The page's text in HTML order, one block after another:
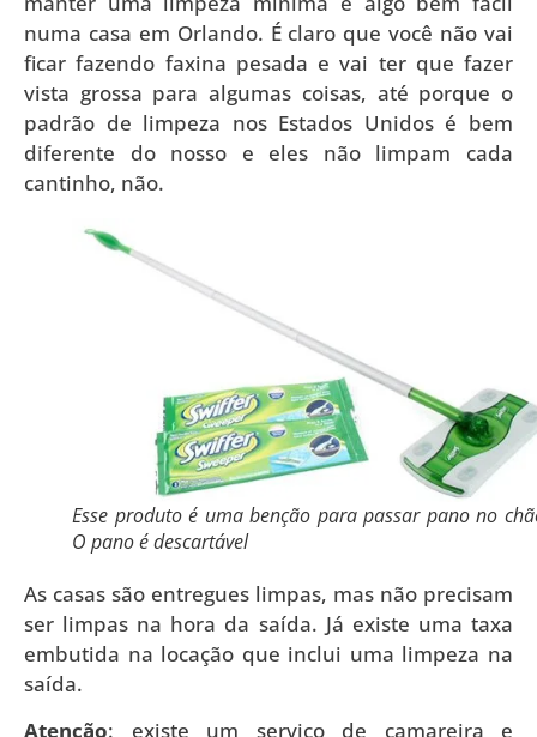
numa casa em Orlando. É claro que você não vai
ficar fazendo faxina pesada e vai ter que fazer
vista grossa para algumas coisas, até porque o
padrão de limpeza nos Estados Unidos é bem
diferente do nosso e eles não limpam cada
cantinho, não.
Esse produto é uma benção para passar pano no
O pano é descartável
As casas são entregues limpas, mas não precisam
ser limpas na hora da saída. Já existe uma taxa
embutida na locação que inclui uma limpeza na
saída.
Atenção: existe um serviço de camareira e